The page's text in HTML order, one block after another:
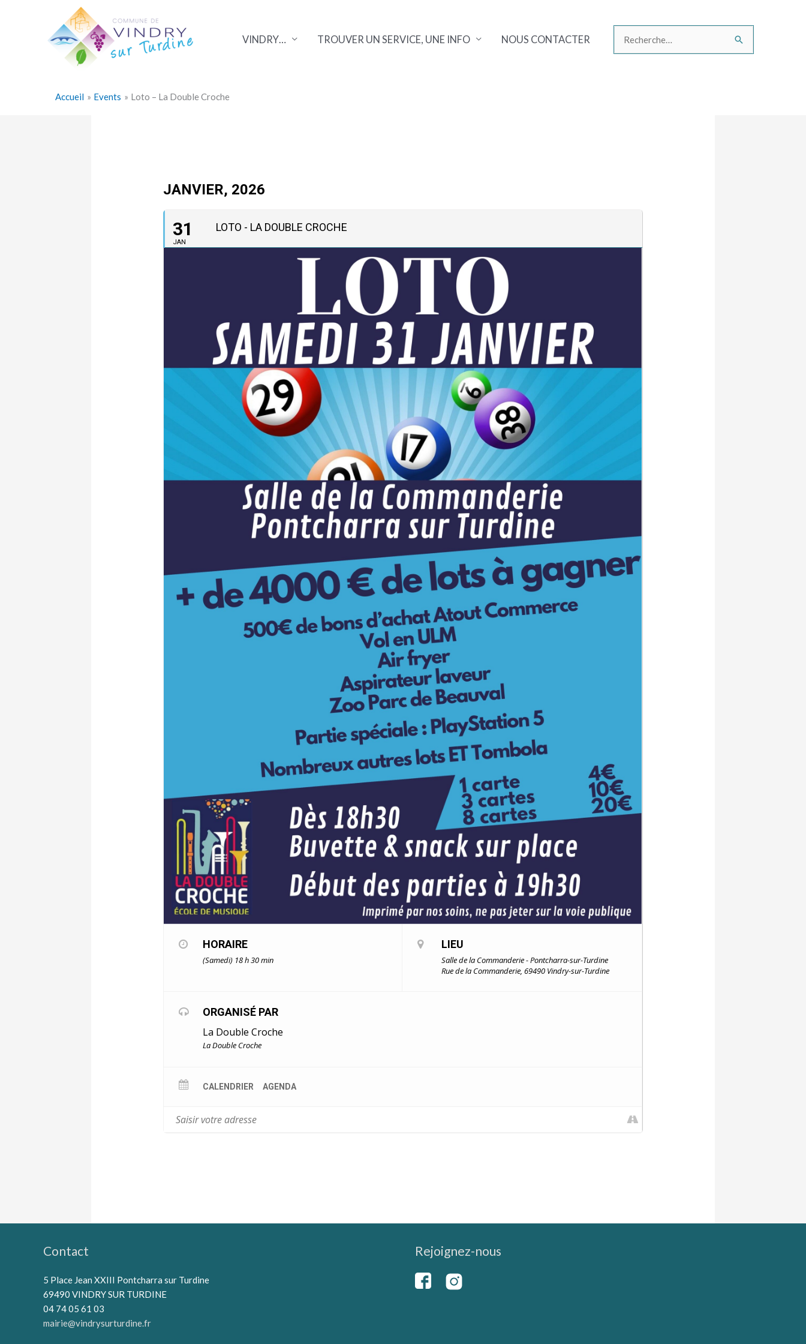
VINDRY… TROUVER UN SERVICE, UNE INFO NOUS CONTACTER Rechercher :
Accueil Events Loto – La Double Croche
JANVIER, 2026
31
JAN
LOTO - LA DOUBLE CROCHE
HORAIRE
(Samedi) 18 h 30 min
LIEU
Salle de la Commanderie - Pontcharra-sur-Turdine
Rue de la Commanderie, 69490 Vindry-sur-Turdine
ORGANISÉ PAR
La Double Croche
La Double Croche
CALENDRIER AGENDA
Contact
5 Place Jean XXIII Pontcharra sur Turdine
69490 VINDRY SUR TURDINE
04 74 05 61 03
mairie@vindrysurturdine.fr
Rejoignez-nous